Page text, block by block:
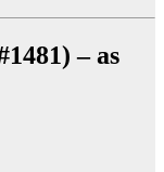
– as